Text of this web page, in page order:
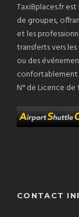
Taxi8places.fr
de groupes,
et les
transferts vers
ou des
confortablement
N° de Licence de
CONTACT